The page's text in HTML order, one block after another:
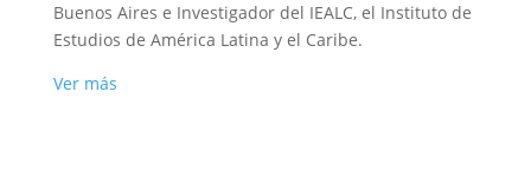
Buenos Aires e Investigador del IEALC, el Instituto de
Estudios de América Latina y el Caribe.
Ver más